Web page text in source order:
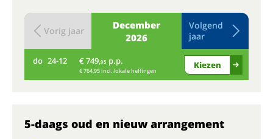
December
2026
Vorig jaar
Volgend
jaar
do 24-12 € 749,95 p.p.
€ 764,95 incl. lokale heffingen
Kiezen
5-daags oud en nieuw arrangement